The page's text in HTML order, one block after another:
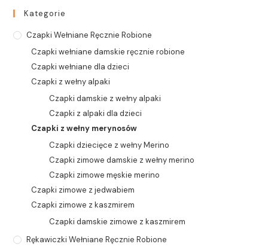
Kategorie
Czapki Wełniane Ręcznie Robione
Czapki wełniane damskie ręcznie robione
Czapki wełniane dla dzieci
Czapki z wełny alpaki
Czapki damskie z wełny alpaki
Czapki z alpaki dla dzieci
Czapki z wełny merynosów
Czapki dziecięce z wełny Merino
Czapki zimowe damskie z wełny merino
Czapki zimowe męskie merino
Czapki zimowe z jedwabiem
Czapki zimowe z kaszmirem
Czapki damskie zimowe z kaszmirem
Rękawiczki Wełniane Ręcznie Robione